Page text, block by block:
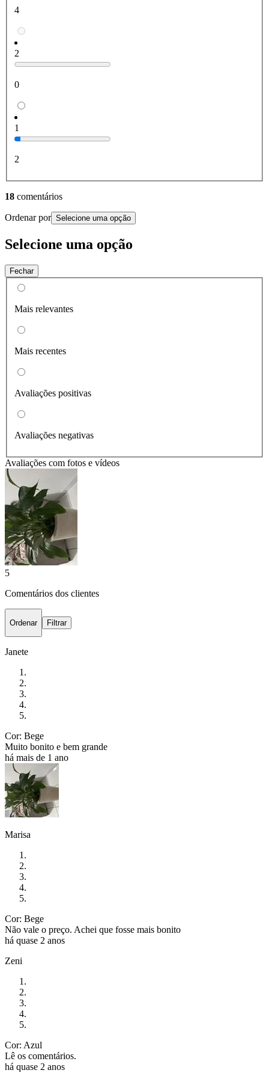
4
2
0
1
2
18 comentários
Ordenar por Selecione uma opção
Selecione uma opção
Fechar
Mais relevantes
Mais recentes
Avaliações positivas
Avaliações negativas
Avaliações com fotos e vídeos
5
Comentários dos clientes
Ordenar Filtrar
Janete
Cor: Bege
Muito bonito e bem grande
há mais de 1 ano
Marisa
Cor: Bege
Não vale o preço. Achei que fosse mais bonito
há quase 2 anos
Zeni
Cor: Azul
Lê os comentários.
há quase 2 anos